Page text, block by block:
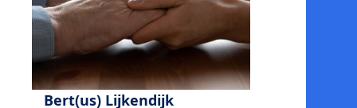
Bert(us) Lijkendijk